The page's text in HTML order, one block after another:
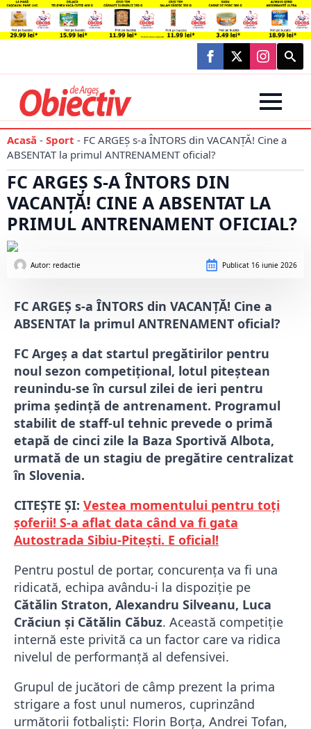
Search
for:
Acasă - Sport - FC ARGEȘ s-a ÎNTORS din VACANȚĂ! Cine a
ABSENTAT la primul ANTRENAMENT oficial?
FC ARGEȘ S-A ÎNTORS DIN
VACANȚĂ! CINE A ABSENTAT LA
PRIMUL ANTRENAMENT OFICIAL?
Autor: redactie Publicat 16 iunie 2026
FC ARGEȘ s-a ÎNTORS din VACANȚĂ! Cine a
ABSENTAT la primul ANTRENAMENT oficial?
FC Argeș a dat startul pregătirilor pentru
noul sezon competițional, lotul piteștean
reunindu-se în cursul zilei de ieri pentru
prima ședință de antrenament. Programul
stabilit de staff-ul tehnic prevede o primă
etapă de cinci zile la Baza Sportivă Albota,
urmată de un stagiu de pregătire centralizat
în Slovenia.
CITEȘTE ȘI: Vestea momentului pentru toți
șoferii! S-a aflat data când va fi gata
Autostrada Sibiu-Pitești. E oficial!
Pentru postul de portar, concurența va fi una
ridicată, echipa avându-i la dispoziție pe
Cătălin Straton, Alexandru Silveanu, Luca
Crăciun și Cătălin Căbuz. Această competiție
internă este privită ca un factor care va ridica
nivelul de performanță al defensivei.
Grupul de jucători de câmp prezent la prima
strigare a fost unul numeros, cuprinzând
următorii fotbaliști: Florin Borța, Andrei Tofan,